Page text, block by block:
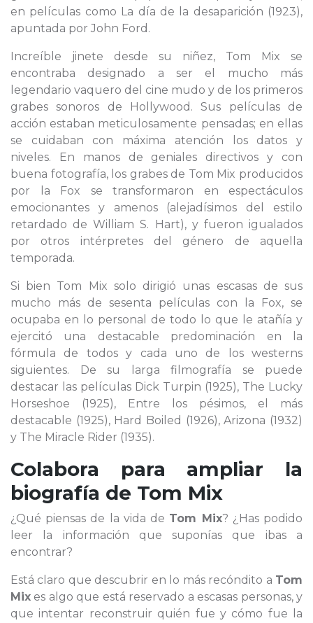
en películas como La día de la desaparición (1923),
apuntada por John Ford.
Increíble jinete desde su niñez, Tom Mix se
encontraba designado a ser el mucho más
legendario vaquero del cine mudo y de los primeros
grabes sonoros de Hollywood. Sus películas de
acción estaban meticulosamente pensadas; en ellas
se cuidaban con máxima atención los datos y
niveles. En manos de geniales directivos y con
buena fotografía, los grabes de Tom Mix producidos
por la Fox se transformaron en espectáculos
emocionantes y amenos (alejadísimos del estilo
retardado de William S. Hart), y fueron igualados
por otros intérpretes del género de aquella
temporada.
Si bien Tom Mix solo dirigió unas escasas de sus
mucho más de sesenta películas con la Fox, se
ocupaba en lo personal de todo lo que le atañía y
ejercitó una destacable predominación en la
fórmula de todos y cada uno de los westerns
siguientes. De su larga filmografía se puede
destacar las películas Dick Turpin (1925), The Lucky
Horseshoe (1925), Entre los pésimos, el más
destacable (1925), Hard Boiled (1926), Arizona (1932)
y The Miracle Rider (1935).
Colabora para ampliar la
biografía de Tom Mix
¿Qué piensas de la vida de Tom Mix? ¿Has podido
leer la información que suponías que ibas a
encontrar?
Está claro que descubrir en lo más recóndito a Tom
Mix es algo que está reservado a escasas personas, y
que intentar reconstruir quién fue y cómo fue la